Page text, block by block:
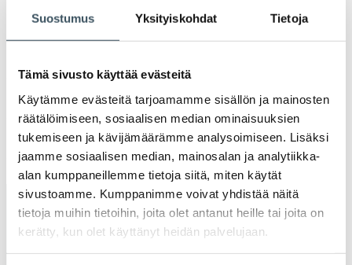
Suostumus Yksityiskohdat Tietoja
Tämä sivusto käyttää evästeitä
Käytämme evästeitä tarjoamamme sisällön ja mainosten
räätälöimiseen, sosiaalisen median ominaisuuksien
tukemiseen ja kävijämäärämme analysoimiseen. Lisäksi
jaamme sosiaalisen median, mainosalan ja analytiikka-
alan kumppaneillemme tietoja siitä, miten käytät
sivustoamme. Kumppanimme voivat yhdistää näitä
tietoja muihin tietoihin, joita olet antanut heille tai joita on
kerätty, kun olet käyttänyt heidän palvelujaan.
2020
2018
2017
Avainsanat
alv arvonlisävero digikauppa